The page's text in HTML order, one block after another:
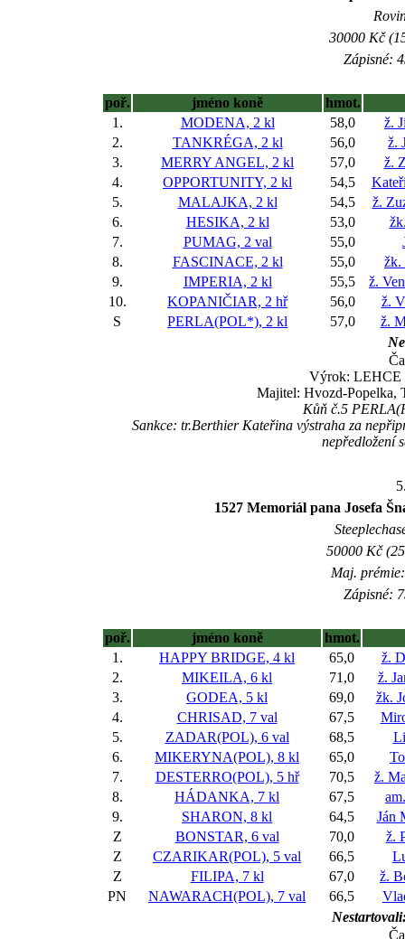
30000 Kč
Zápisné:
poř. jméno koně
hmot.
1.
MODENA, 2 kl 58,0
ž.
2.
TANKRÉGA, 2 kl 56,0
ž.
3.
MERRY ANGEL, 2 kl 57,0
ž.
4.
OPPORTUNITY, 2 kl 54,5
5.
MALAJKA, 2 kl 54,5
ž.
6.
HESIKA, 2 kl 53,0
7.
PUMAG, 2 val 55,0
8.
FASCINACE, 2 kl 55,0
žk.
9.
IMPERIA, 2 kl 55,5
ž.
10.
KOPANIČIAR, 2 hř 56,0
ž.
S
PERLA(POL*), 2 kl 57,0
ž.
Výrok: LEHCE
Majitel: Hvozd-Popelka,
Kůň č.5
Sankce: tr.Berthier Kateřina výstraha za
nepředložení
1527 Memoriál pana Josefa
50000 Kč
Maj.
Zápisné:
poř. jméno koně
hmot.
1.
HAPPY BRIDGE, 4 kl 65,0
ž.
2.
MIKEILA, 6 kl 71,0
ž.
3.
GODEA, 5 kl 69,0
žk.
4.
CHRISAD, 7 val 67,5
5.
ZADAR(POL), 6 val 68,5
6.
MIKERYNA(POL), 8 kl 65,0
7.
DESTERRO(POL), 5 hř 70,5
ž.
8.
HÁDANKA, 7 kl 67,5
9.
SHARON, 8 kl 64,5
Ján
Z
BONSTAR, 6 val 70,0
ž.
Z
CZARIKAR(POL), 5 val 66,5
Z
FILIPA, 7 kl 67,0
ž.
PN
NAWARACH(POL), 7 val 66,5